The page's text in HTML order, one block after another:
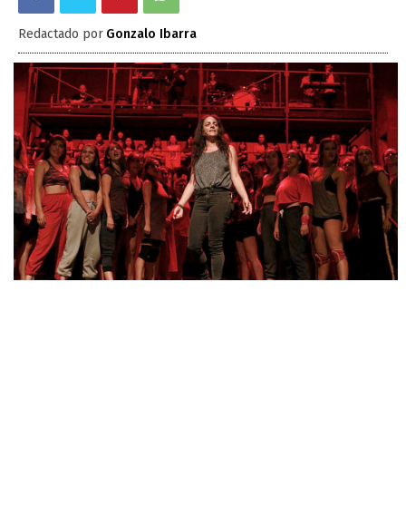
Redactado por Gonzalo Ibarra